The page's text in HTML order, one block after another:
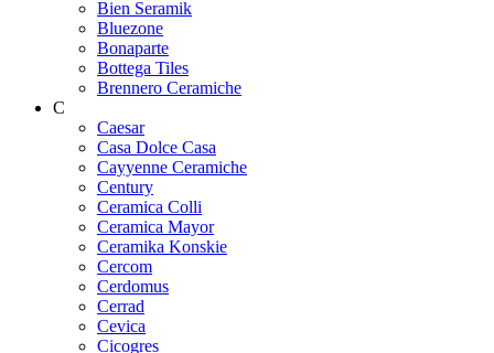
Bien Seramik
Bluezone
Bonaparte
Bottega Tiles
Brennero Ceramiche
C
Caesar
Casa Dolce Casa
Cayyenne Ceramiche
Century
Ceramica Colli
Ceramica Mayor
Ceramika Konskie
Cercom
Cerdomus
Cerrad
Cevica
Cicogres